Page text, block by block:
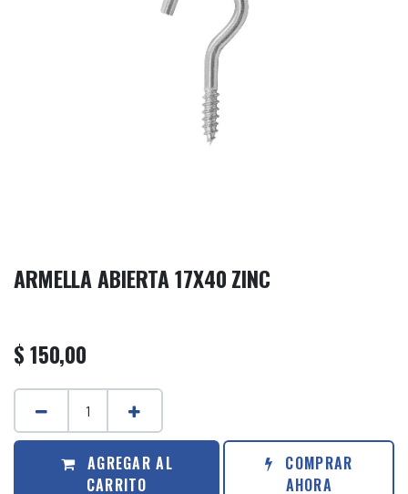
ARMELLA ABIERTA 17X40 ZINC
$ 150,00
AGREGAR AL
CARRITO
COMPRAR
AHORA